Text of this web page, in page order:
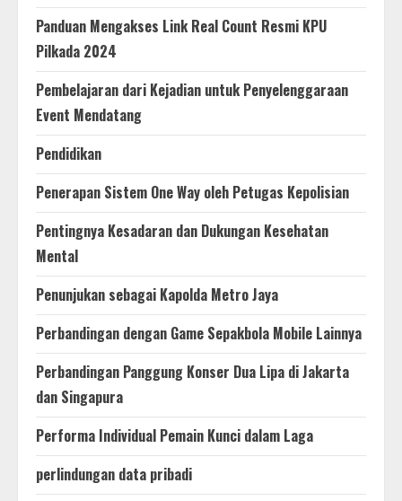
Panduan Mengakses Link Real Count Resmi KPU
Pilkada 2024
Pembelajaran dari Kejadian untuk Penyelenggaraan
Event Mendatang
Pendidikan
Penerapan Sistem One Way oleh Petugas Kepolisian
Pentingnya Kesadaran dan Dukungan Kesehatan
Mental
Penunjukan sebagai Kapolda Metro Jaya
Perbandingan dengan Game Sepakbola Mobile Lainnya
Perbandingan Panggung Konser Dua Lipa di Jakarta
dan Singapura
Performa Individual Pemain Kunci dalam Laga
perlindungan data pribadi